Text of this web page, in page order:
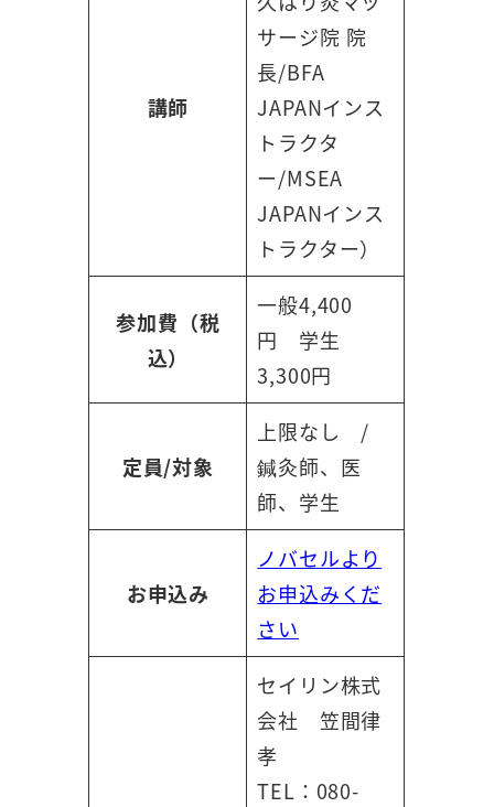
講師
サージ院 院
長/BFA
JAPANインス
トラクタ
ー/MSEA
JAPANインス
トラクター）
参加費（税
込）
一般4,400
円 学生
3,300円
定員/対象
上限なし /
鍼灸師、医
師、学生
お申込み
ノバセルより
お申込みくだ
さい
セイリン株式
会社 笠間律
孝
TEL：080-